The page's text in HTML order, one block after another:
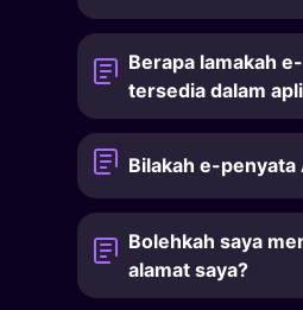
Berapa lamakah
tersedia dalam
Bilakah e-penyata
Bolehkah saya
alamat saya?